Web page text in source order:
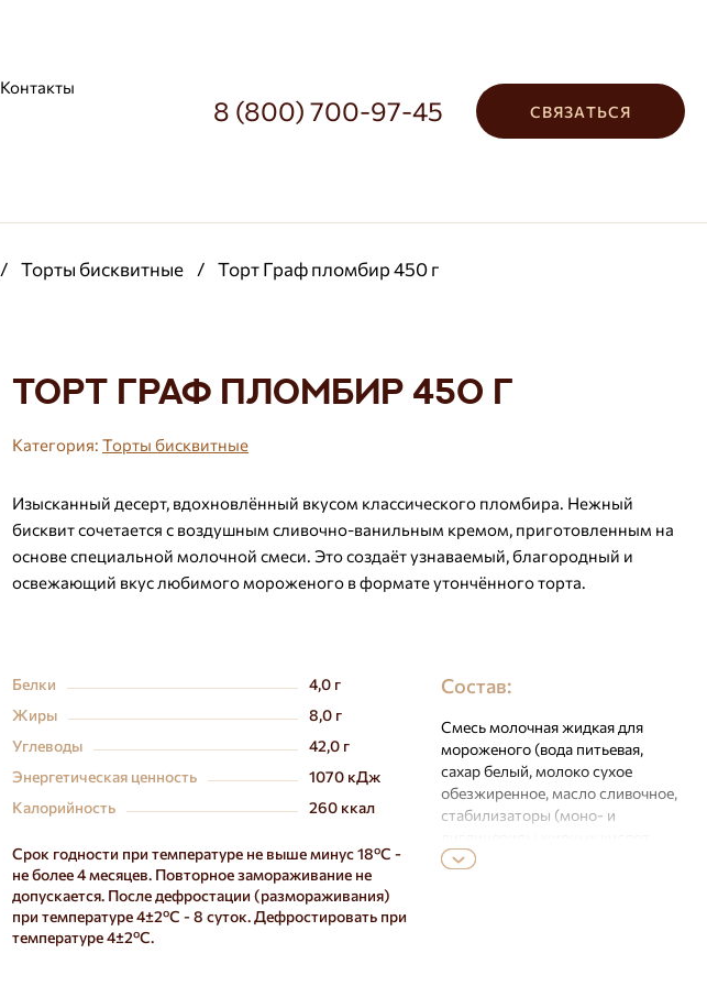
Контакты
8 (800) 700-97-45 СВЯЗАТЬСЯ
/ Торты бисквитные / Торт Граф пломбир 450 г
Торт Граф пломбир 450 г
Категория: Торты бисквитные
Изысканный десерт, вдохновлённый вкусом классического пломбира. Нежный
бисквит сочетается с воздушным сливочно-ванильным кремом, приготовленным на
основе специальной молочной смеси. Это создаёт узнаваемый, благородный и
освежающий вкус любимого мороженого в формате утончённого торта.
Белки
4,0 г
Жиры
8,0 г
Углеводы
42,0 г
Энергетическая ценность
1070 кДж
Калорийность
260 ккал
Срок годности при температуре не выше минус 18ºС -
не более 4 месяцев. Повторное замораживание не
допускается. После дефростации (размораживания)
при температуре 4±2ºС - 8 суток. Дефростировать при
температуре 4±2ºС.
Состав:
Смесь молочная жидкая для
мороженого (вода питьевая,
сахар белый, молоко сухое
обезжиренное, масло сливочное,
стабилизаторы (моно- и
камедь тары,